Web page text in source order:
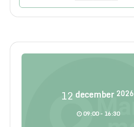
12 december 2026
09:00 - 16:30